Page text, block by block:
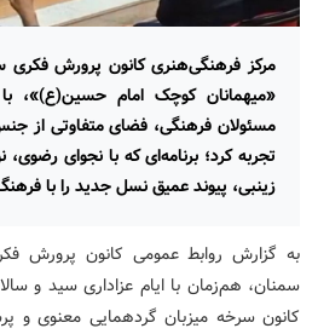
مرکز فرهنگی‌هنری کانون پرورش فکری
«میهمانان کوچک امام حسین(ع)»،
مسئولان فرهنگی، فضای متفاوتی از
تجربه کرد؛ برنامه‌ای که با نجوای
زینبی، پیوند عمیق نسل جدید را با
به گزارش روابط عمومی کانون پرورش
سمنان، هم‌زمان با ایام عزاداری سید و
کانون سرخه میزبان گردهمایی معنوی و